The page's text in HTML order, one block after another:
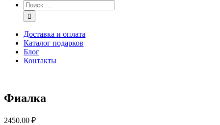
Доставка и оплата
Каталог подарков
Блог
Контакты
Фиалка
2450.00 ₽